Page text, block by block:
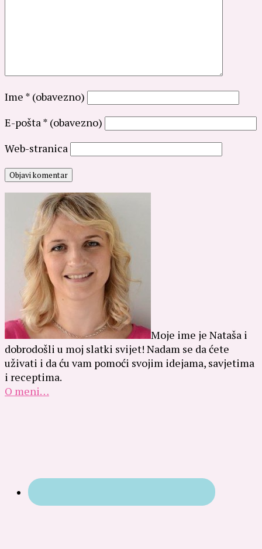
Ime * (obavezno)
E-pošta* (obavezno)
Web-stranica
Moje ime je Nataša i
dobrodošli u moj slatki svijet! Nadam se da ćete
uživati i da ću vam pomoći svojim idejama, savjetima
i receptima.
O meni…